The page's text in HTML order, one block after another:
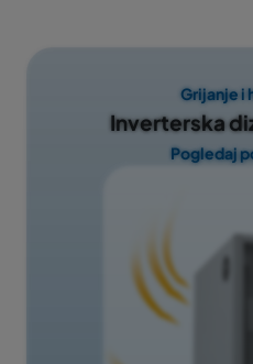
Grijanje i
Inverterska
Pogledaj